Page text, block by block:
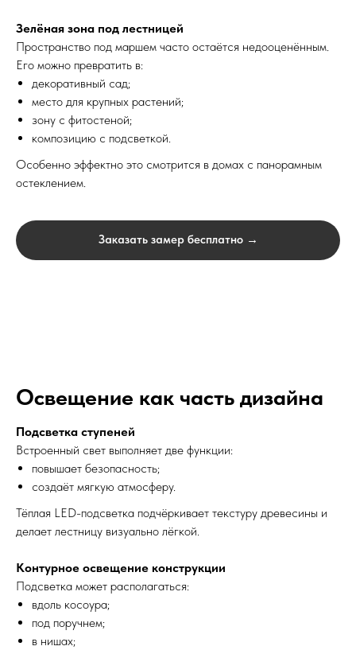
металлокаркасе
обшивку деревом
Москве
Зелёная зона под лестницей
Пространство под маршем часто остаётся недооценённым.
Его можно превратить в:
декоративный сад;
место для крупных растений;
зону с фитостеной;
композицию с подсветкой.
Особенно эффектно это смотрится в домах с панорамным
остеклением.
Заказать замер бесплатно →
Освещение как часть дизайна
Подсветка ступеней
Встроенный свет выполняет две функции:
повышает безопасность;
создаёт мягкую атмосферу.
Тёплая LED-подсветка подчёркивает текстуру древесины и
делает лестницу визуально лёгкой.
Контурное освещение конструкции
Подсветка может располагаться:
вдоль косоура;
под поручнем;
в нишах;